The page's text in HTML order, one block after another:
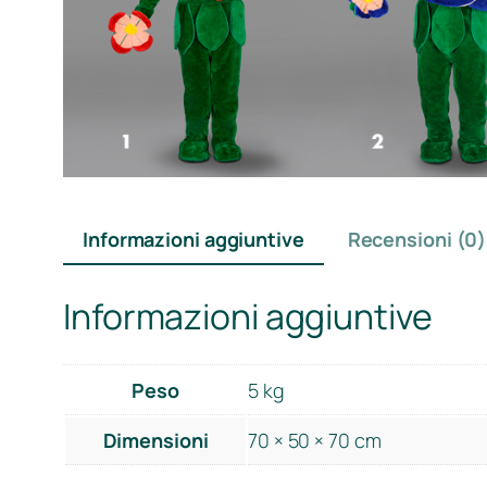
Informazioni aggiuntive Recensioni (0)
Informazioni aggiuntive
Peso
5 kg
Dimensioni
70 × 50 × 70 cm